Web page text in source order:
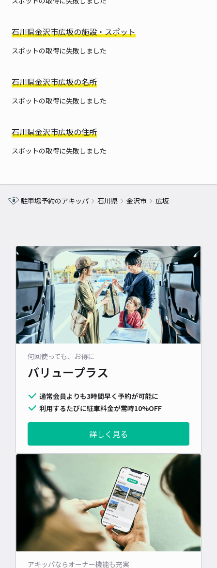
石川県金沢市広坂の施設・スポット
スポットの取得に失敗しました
石川県金沢市広坂の名所
スポットの取得に失敗しました
石川県金沢市広坂の住所
スポットの取得に失敗しました
駐車場予約のアキッパ 石川県 金沢市 広坂
何回使っても、お得に
バリュープラス
通常会員よりも3時間早く予約が可能に
利用するたびに駐車料金が常時10%OFF
詳しく見る
アキッパならオーナー機能も充実